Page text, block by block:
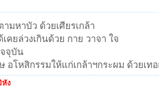
มหาบัว ด้วยเศียรเกล้า
คยล่วงเกินด้วย กาย วาจา ใจ
จุบัน
อโหสิกรรมให้แก่เกล้าฯกระผม ด้วยเท
หัง